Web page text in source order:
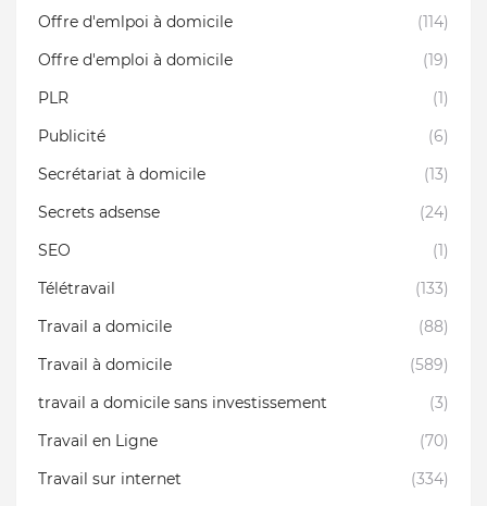
Offre d'emlpoi à domicile
(114)
Offre d'emploi à domicile
(19)
PLR
(1)
Publicité
(6)
Secrétariat à domicile
(13)
Secrets adsense
(24)
SEO
(1)
Télétravail
(133)
Travail a domicile
(88)
Travail à domicile
(589)
travail a domicile sans investissement
(3)
Travail en Ligne
(70)
Travail sur internet
(334)